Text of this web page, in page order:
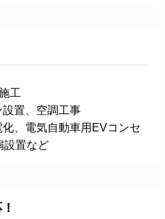
工
置、空調工事
、電気自動車用EVコンセ
設置など